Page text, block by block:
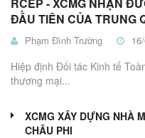
ĐẦU TIÊN CỦA TRUNG
Phạm Đình Trường
Hiệp định Đối tác Kinh tế
thương mại...
XCMG XÂY DỰNG NHÀ
CHÂU PHI